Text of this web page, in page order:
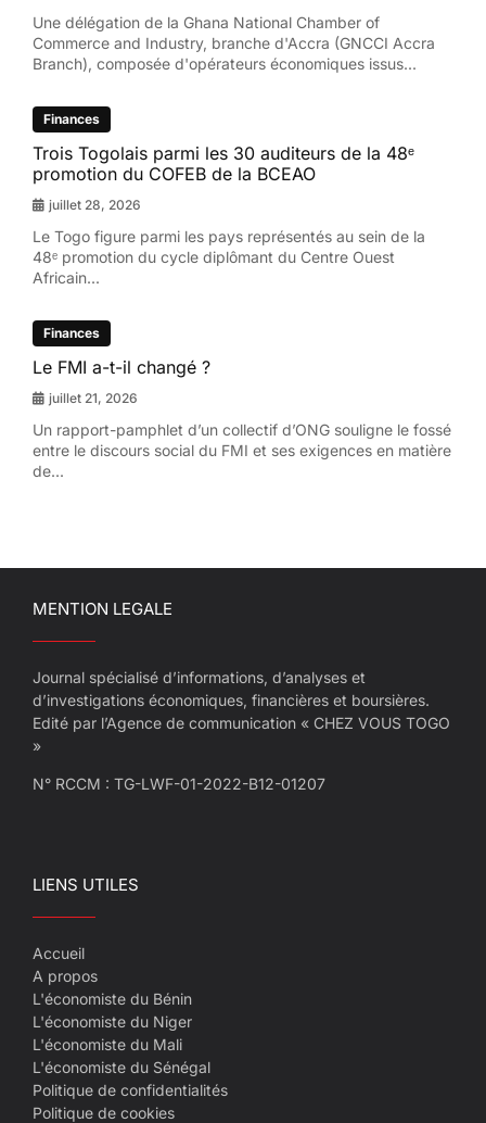
Une délégation de la Ghana National Chamber of
Commerce and Industry, branche d'Accra (GNCCI Accra
Branch), composée d'opérateurs économiques issus...
Finances
Trois Togolais parmi les 30 auditeurs de la 48ᵉ
promotion du COFEB de la BCEAO
juillet 28, 2026
Le Togo figure parmi les pays représentés au sein de la
48ᵉ promotion du cycle diplômant du Centre Ouest
Africain...
Finances
Le FMI a-t-il changé ?
juillet 21, 2026
Un rapport-pamphlet d’un collectif d’ONG souligne le fossé
entre le discours social du FMI et ses exigences en matière
de...
MENTION LEGALE
Journal spécialisé d’informations, d’analyses et
d’investigations économiques, financières et boursières.
Edité par l’Agence de communication « CHEZ VOUS TOGO
»
N° RCCM : TG-LWF-01-2022-B12-01207
LIENS UTILES
Accueil
A propos
L'économiste du Bénin
L'économiste du Niger
L'économiste du Mali
L'économiste du Sénégal
Politique de confidentialités
Politique de cookies